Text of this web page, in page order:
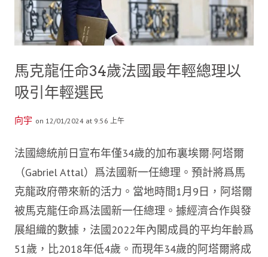
馬克龍任命34歲法國最年輕總理以
吸引年輕選民
向宇 on 12/01/2024 at 9:56 上午
法國總統前日宣布年僅34歲的加布裏埃爾·阿塔爾
（Gabriel Attal）爲法國新一任總理。預計將爲馬
克龍政府帶來新的活力。當地時間1月9日，阿塔爾
被馬克龍任命爲法國新一任總理。據經濟合作與發
展組織的數據，法國2022年內閣成員的平均年齡爲
51歲，比2018年低4歲。而現年34歲的阿塔爾將成